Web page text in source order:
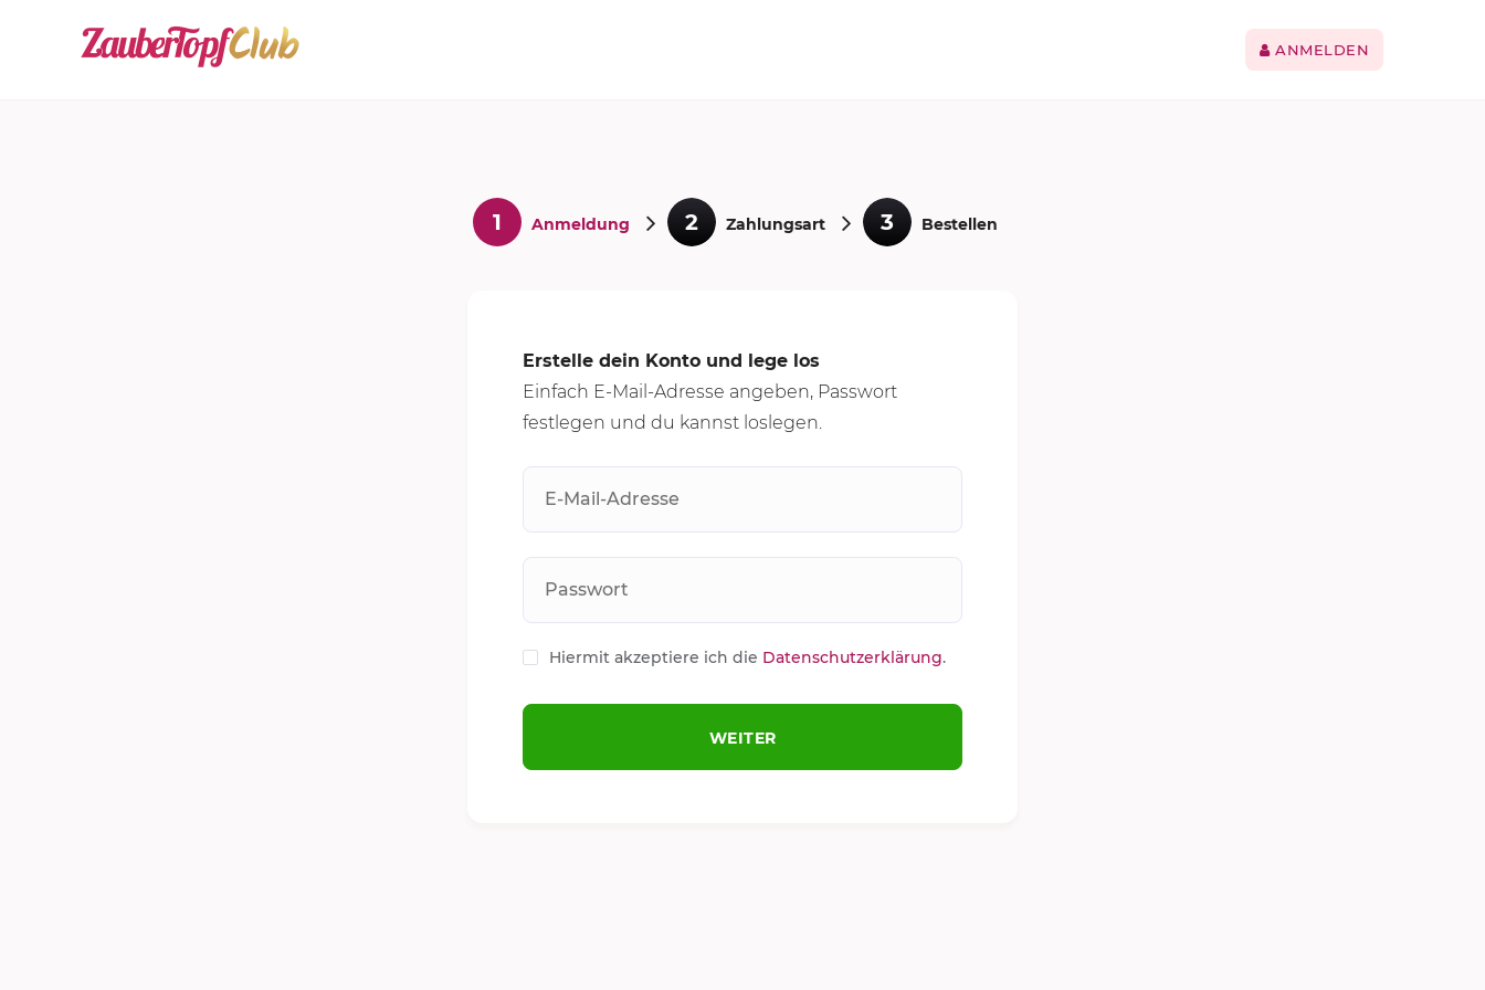
ANMELDEN
1 Anmeldung 2 Zahlungsart 3 Bestellen
Erstelle dein Konto und lege los
Einfach E-Mail-Adresse angeben, Passwort
festlegen und du kannst loslegen.
E-Mail-Adresse
Passwort
Hiermit akzeptiere ich die Datenschutzerklärung.
WEITER